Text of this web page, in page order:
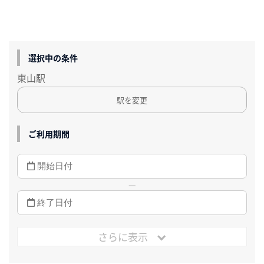
選択中の条件
東山駅
駅を変更
ご利用期間
—
さらに表示